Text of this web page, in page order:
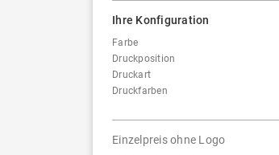
Ihre Konfiguration
Farbe
Druckposition
Druckart
Druckfarben
Einzelpreis ohne Logo